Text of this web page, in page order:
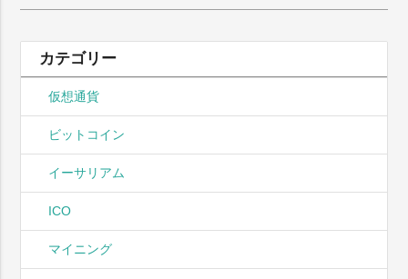
索:
カテゴリー
仮想通貨
ビットコイン
イーサリアム
ICO
マイニング